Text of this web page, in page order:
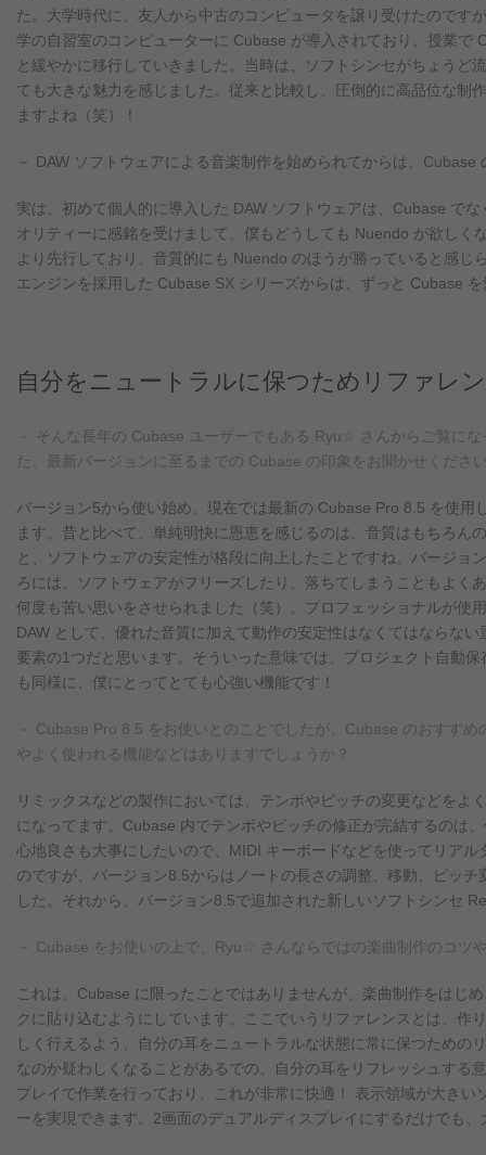
た。大学時代に、友人から中古のコンピュータを譲り受けたので
学の自習室のコンピューターに Cubase が導入されており、授業
と緩やかに移行していきました。当時は、ソフトシンセがちょう
ても大きな魅力を感じました。従来と比較し、圧倒的に高品位な
ますよね（笑）！
－ DAW ソフトウェアによる音楽制作を始められてからは、
実は、初めて個人的に導入した DAW ソフトウェアは、Cubase で
オリティーに感銘を受けまして、僕もどうしても Nuendo が欲し
より先行しており、音質的にも Nuendo のほうが勝っていると感
エンジンを採用した Cubase SX シリーズからは、ずっと Cubase
自分をニュートラルに保つためリファレ
－ そんな長年の Cubase ユーザーでもある Ryu☆ さんからご覧にな
た、最新バージョンに至るまでの Cubase の印象をお聞かせくださ
バージョン5から使い始め、現在では最新の Cubase Pro 8.5 を使用
ます。昔と比べて、単純明快に恩恵を感じるのは、音質はもちろん
と、ソフトウェアの安定性が格段に向上したことですね。バージョ
ろには、ソフトウェアがフリーズしたり、落ちてしまうこともよく
何度も苦い思いをさせられました（笑）。プロフェッショナルが使
DAW として、優れた音質に加えて動作の安定性はなくてはならない
要素の1つだと思います。そういった意味では、プロジェクト自動保
も同様に、僕にとってとても心強い機能です！
－ Cubase Pro 8.5 をお使いとのことでしたが、Cubase のおすすめ
やよく使われる機能などはありますでしょうか？
リミックスなどの製作においては、テンポやピッチの変更などを
になってます。Cubase 内でテンポやピッチの修正が完結するのは
心地良さも大事にしたいので、MIDI キーボードなどを使ってリア
のですが、バージョン8.5からはノートの長さの調整、移動、ピッ
した。それから、バージョン8.5で追加された新しいソフトシンセ
－ Cubase をお使いの上で、Ryu☆ さんならではの楽曲制作のコ
これは、Cubase に限ったことではありませんが、楽曲制作をはじ
クに貼り込むようにしています。ここでいうリファレンスとは、
しく行えるよう、自分の耳をニュートラルな状態に常に保つため
なのか疑わしくなることがあるでの、自分の耳をリフレッシュす
プレイで作業を行っており、これが非常に快適！ 表示領域が大き
ーを実現できます。2画面のデュアルディスプレイにするだけでも